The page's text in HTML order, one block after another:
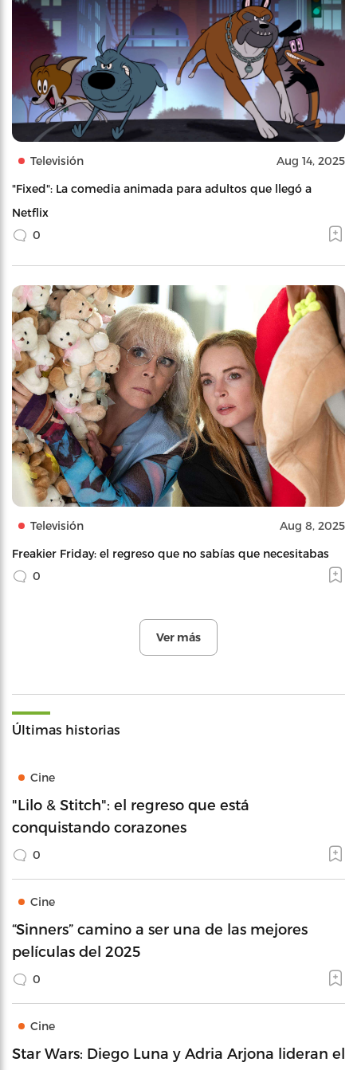
Televisión Aug 14, 2025
"Fixed": La comedia animada para adultos que llegó a
Netflix
0
Televisión Aug 8, 2025
Freakier Friday: el regreso que no sabías que necesitabas
0
Ver más
Últimas historias
Cine
"Lilo & Stitch": el regreso que está
conquistando corazones
0
Cine
“Sinners” camino a ser una de las mejores
películas del 2025
0
Cine
Star Wars: Diego Luna y Adria Arjona lideran el